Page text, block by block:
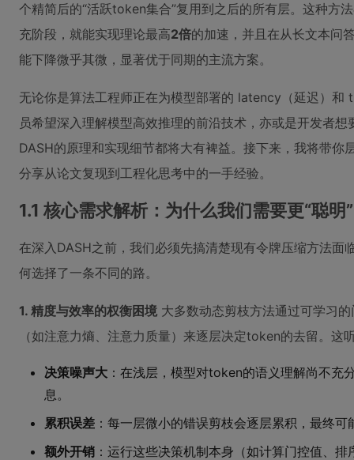
个精简后的“活跃token集合”复用到之后的所有层。这种方
充阶段，就能实现理论最高2倍的加速，并且在从长文本问
能下降微乎其微，显著优于同期的主流方案。
无论你是算法工程师正在为模型部署的 latency（延迟）
员希望深入理解模型高效推理的前沿技术，亦或是开发者
DASH的原理和实现细节都将大有裨益。接下来，我将带你
分享从论文复现到工程化思考中的一手经验。
1.1 核心需求解析：为什么我们需要更“聪明
在深入DASH之前，我们必须先搞清楚现有令牌压缩方法面
何选择了一条不同的路。
1. 精度与效率的权衡困境 大多数动态剪枝方法通过可学习
（如注意力熵、注意力质量）来逐层决定token的去留。这
决策噪声大 ：在浅层，模型对token的语义理解尚不充
息。
累积误差 ：每一层微小的错误剪枝会逐层累积，最终可
额外开销 ：运行这些决策机制本身（如计算门控值、